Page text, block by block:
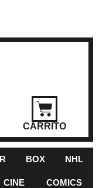
CARRITO
BOX NHL
CINE COMICS